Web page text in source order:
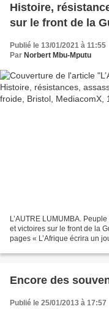
Histoire,
sur le front de la
Publié le 13/01/2021 à 11:55
Par Norbert Mbu-Mputu
L’AUTRE LUMUMBA.
et victoires sur le front de la
pages « L’Afrique écrira un
Encore des
Publié le 25/01/2013 à 17:57